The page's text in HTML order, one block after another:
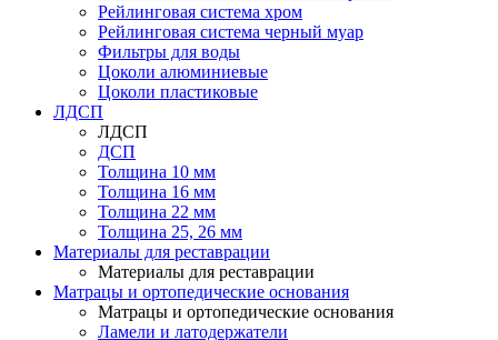
Рейлинговая система хром
Рейлинговая система черный муар
Фильтры для воды
Цоколи алюминиевые
Цоколи пластиковые
ЛДСП
ЛДСП
ДСП
Толщина 10 мм
Толщина 16 мм
Толщина 22 мм
Толщина 25, 26 мм
Материалы для реставрации
Материалы для реставрации
Матрацы и ортопедические основания
Матрацы и ортопедические основания
Ламели и латодержатели